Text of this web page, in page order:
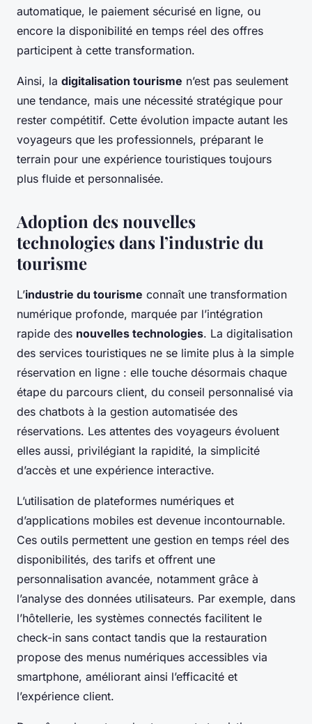
automatique, le paiement sécurisé en ligne, ou
encore la disponibilité en temps réel des offres
participent à cette transformation.
Ainsi, la digitalisation tourisme n’est pas seulement
une tendance, mais une nécessité stratégique pour
rester compétitif. Cette évolution impacte autant les
voyageurs que les professionnels, préparant le
terrain pour une expérience touristiques toujours
plus fluide et personnalisée.
Adoption des nouvelles
technologies dans l’industrie du
tourisme
L’industrie du tourisme connaît une transformation
numérique profonde, marquée par l’intégration
rapide des nouvelles technologies. La digitalisation
des services touristiques ne se limite plus à la simple
réservation en ligne : elle touche désormais chaque
étape du parcours client, du conseil personnalisé via
des chatbots à la gestion automatisée des
réservations. Les attentes des voyageurs évoluent
elles aussi, privilégiant la rapidité, la simplicité
d’accès et une expérience interactive.
L’utilisation de plateformes numériques et
d’applications mobiles est devenue incontournable.
Ces outils permettent une gestion en temps réel des
disponibilités, des tarifs et offrent une
personnalisation avancée, notamment grâce à
l’analyse des données utilisateurs. Par exemple, dans
l’hôtellerie, les systèmes connectés facilitent le
check-in sans contact tandis que la restauration
propose des menus numériques accessibles via
smartphone, améliorant ainsi l’efficacité et
l’expérience client.